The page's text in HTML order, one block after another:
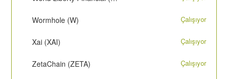
Wormhole (W) Çalışıyor
Xai (XAI) Çalışıyor
ZetaChain (ZETA) Çalışıyor